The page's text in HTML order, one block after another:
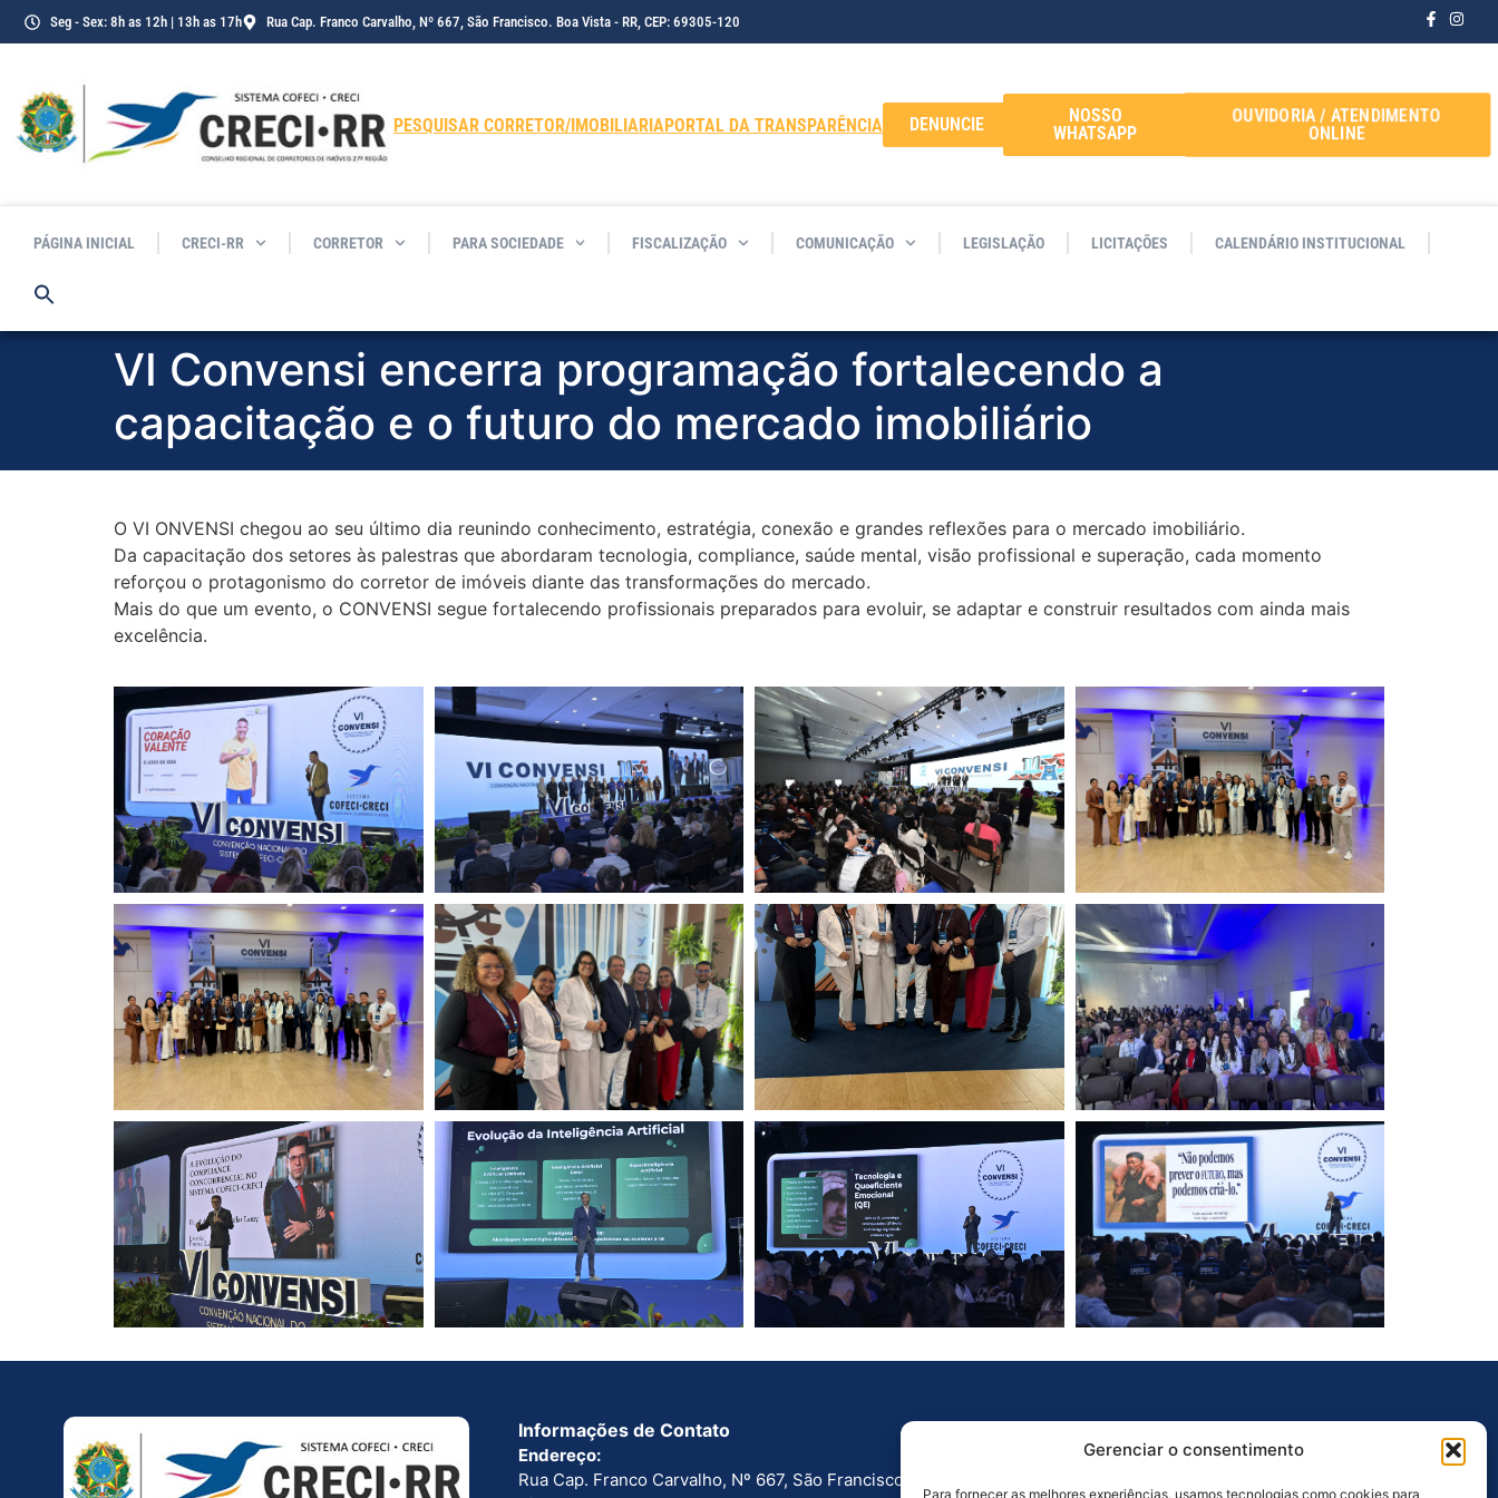
Gerenciar o consentimento
Para fornecer as melhores experiências, usamos tecnologias como cookies para
conteúdoSeg - Sex: 8h as 12h | 13h as 17h Rua Cap. Franco Carvalho, Nº 667, São Francisco. Boa Vista - RR, CEP: 69305-120
PESQUISAR CORRETOR/IMOBILIARIAPORTAL DA TRANSPARÊNCIA DENUNCIE
NOSSO
WHATSAPP
OUVIDORIA / ATENDIMENTO
ONLINE
PÁGINA INICIAL CRECI-RR CORRETOR PARA SOCIEDADE FISCALIZAÇÃO COMUNICAÇÃO LEGISLAÇÃO LICITAÇÕES CALENDÁRIO INSTITUCIONAL
VI Convensi encerra programação fortalecendo a
capacitação e o futuro do mercado imobiliário
O VI ONVENSI chegou ao seu último dia reunindo conhecimento, estratégia, conexão e grandes reflexões para o mercado imobiliário.
Da capacitação dos setores às palestras que abordaram tecnologia, compliance, saúde mental, visão profissional e superação, cada momento
reforçou o protagonismo do corretor de imóveis diante das transformações do mercado.
Mais do que um evento, o CONVENSI segue fortalecendo profissionais preparados para evoluir, se adaptar e construir resultados com ainda mais
excelência.
Informações de Contato
Endereço:
Rua Cap. Franco Carvalho, Nº 667, São Francisco. Boa
Ouvidoria